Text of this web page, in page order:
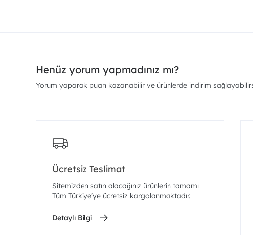
Henüz yorum yapmadınız mı?
Yorum yaparak puan kazanabilir ve ürünlerde indirim
Ücretsiz Teslimat
Sitemizden satın alacağınız ürünlerin tamamı
Tüm Türkiye’ye ücretsiz kargolanmaktadır.
Detaylı Bilgi